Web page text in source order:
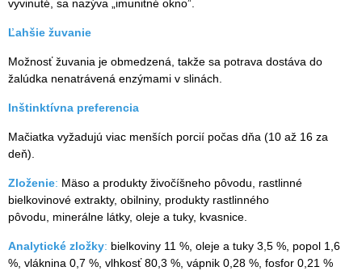
vyvinuté, sa nazýva „imunitné okno”.
Ľahšie žuvanie
Možnosť žuvania je obmedzená, takže sa potrava dostáva do
žalúdka nenatrávená enzýmami v slinách.
Inštinktívna preferencia
Mačiatka vyžadujú viac menších porcií počas dňa (10 až 16 za
deň).
Zloženie: Mäso a produkty živočíšneho pôvodu, rastlinné
bielkovinové extrakty, obilniny, produkty rastlinného
pôvodu, minerálne látky, oleje a tuky, kvasnice.
Analytické zložky: bielkoviny 11 %, oleje a tuky 3,5 %, popol 1,6
%, vláknina 0,7 %, vlhkosť 80,3 %, vápnik 0,28 %, fosfor 0,21 %